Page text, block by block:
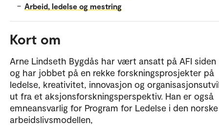
– Arbeid, ledelse og mestring
Kort om
Arne Lindseth Bygdås har vært ansatt på AFI siden
og har jobbet på en rekke forskningsprosjekter på
ledelse, kreativitet, innovasjon og
ut fra et aksjonsforskningsperspektiv. Han er også
emneansvarlig for Program for Ledelse i den norske
arbeidslivsmodellen,